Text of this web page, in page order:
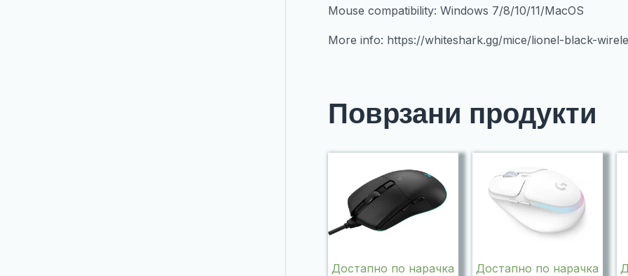
Mouse compatibility: Windows 7/8/10/11/MacOS
More info: https://whiteshark.gg/mice/lionel-black-
Поврзани продукти
Достапно по нарачка
Достапно по нарачка